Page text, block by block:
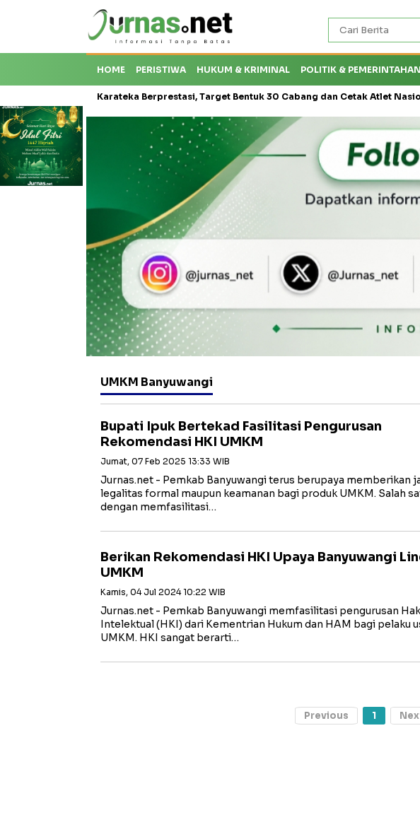
HOME PERISTIWA HUKUM & KRIMINAL POLITIK & PEMERINTAHAN
Krisis Karateka Berprestasi, Target Bentuk 30 Cabang dan Cetak Atlet Nasional
UMKM Banyuwangi
Bupati Ipuk Bertekad Fasilitasi Pengurusan
Rekomendasi HKI UMKM
Jumat, 07 Feb 2025 13:33 WIB
Jurnas.net - Pemkab Banyuwangi terus berupaya memberikan
legalitas formal maupun keamanan bagi produk UMKM. Salah
dengan memfasilitasi…
Berikan Rekomendasi HKI Upaya Banyuwangi
UMKM
Kamis, 04 Jul 2024 10:22 WIB
Jurnas.net - Pemkab Banyuwangi memfasilitasi pengurusan
Intelektual (HKI) dari Kementrian Hukum dan HAM bagi pelaku
UMKM. HKI sangat berarti…
Previous 1